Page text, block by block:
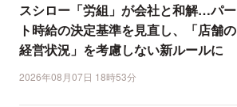
スシロー「労組」が会社と和解…パー
ト時給の決定基準を見直し、「店舗の
経営状況」を考慮しない新ルールに
2026年08月07日 18時53分